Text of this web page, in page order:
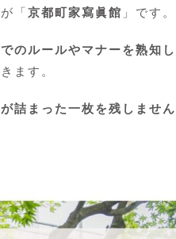
「 京都町家寫眞館 」です。
のルールやマナーを熟知
ます。
詰まった一枚を残しません